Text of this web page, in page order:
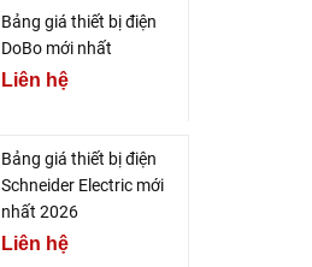
Bảng giá thiết bị điện
DoBo mới nhất
Liên hệ
Bảng giá thiết bị điện
Schneider Electric mới
nhất 2026
Liên hệ